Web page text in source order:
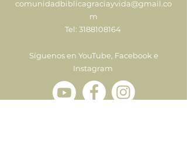
comunidadbiblicagraciayvida@gmail.co
m
Tel: 3188108164
Síguenos en YouTube, Facebook e
Instagram